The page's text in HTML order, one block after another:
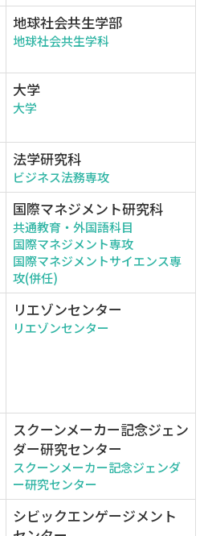
地球社会共生学部
地球社会共生学科
大学
大学
法学研究科
ビジネス法務専攻
国際マネジメント研究科
共通教育・外国語科目
国際マネジメント専攻
国際マネジメントサイエンス専
攻(併任)
リエゾンセンター
リエゾンセンター
スクーンメーカー記念ジェン
ダー研究センター
スクーンメーカー記念ジェンダ
ー研究センター
シビックエンゲージメント